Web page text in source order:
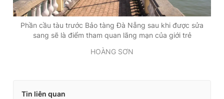
Phần cầu tàu trước Bảo tàng Đà Nẵng sau khi được sửa
sang sẽ là điểm tham quan lãng mạn của giới trẻ
HOÀNG SƠN
Tin liên quan